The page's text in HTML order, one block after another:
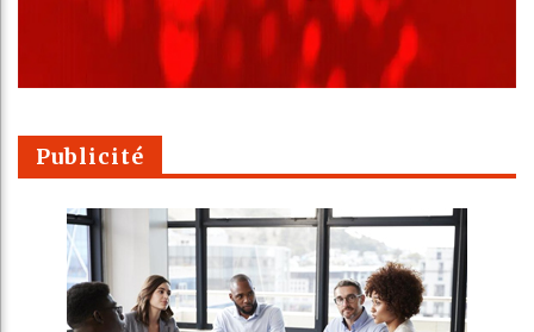
Publicité